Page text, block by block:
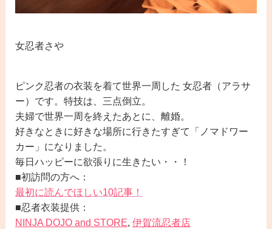
女忍者さや
ピンク忍者の衣装を着て世界一周した 女忍者（アラサ
ー）です。特技は、三点倒立。
夫婦で世界一周を終えたあとに、離婚。
好きなときに好きな場所に行きたすぎて「ノマドワー
カー」になりました。
毎日ハッピーに欲張りに生きたい・・！
■初訪問の方へ：
最初に読んでほしい10記事！
■忍者衣装提供：
NINJA DOJO and STORE, 伊賀流忍者店